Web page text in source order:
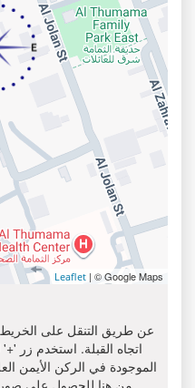
Leaflet | © Google Maps
عن طريق التنقل على
اتجاه القبلة. استخدم زر
الموجودة في الركن الأيمن